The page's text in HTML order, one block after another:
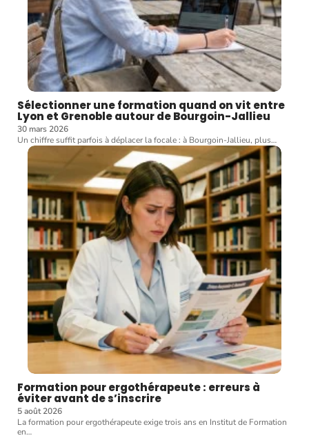
Sélectionner une formation quand on vit entre
Lyon et Grenoble autour de Bourgoin-Jallieu
30 mars 2026
Un chiffre suffit parfois à déplacer la focale : à Bourgoin-Jallieu, plus…
Formation pour ergothérapeute : erreurs à
éviter avant de s’inscrire
5 août 2026
La formation pour ergothérapeute exige trois ans en Institut de Formation
en…